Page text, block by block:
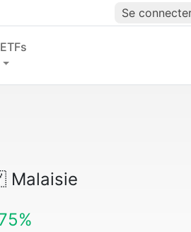
Se
ETFs
Malaisie